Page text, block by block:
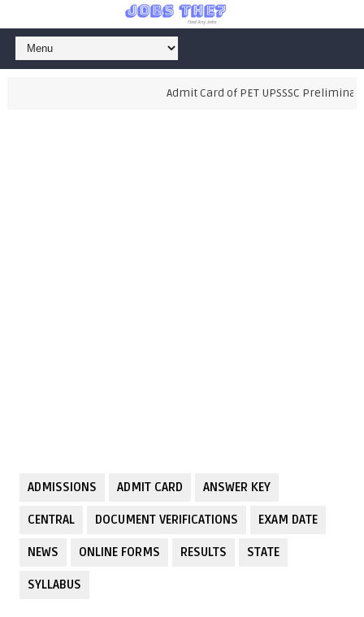
Admit Card of PET UPSSSC
ADMISSIONS ADMIT CARD ANSWER KEY
CENTRAL DOCUMENT VERIFICATIONS EXAM DATE
NEWS ONLINE FORMS RESULTS STATE
SYLLABUS